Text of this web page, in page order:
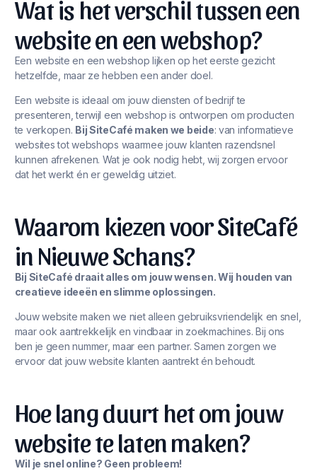
Wat is het verschil tussen een
website en een webshop?
Een website en een webshop lijken op het eerste gezicht
hetzelfde, maar ze hebben een ander doel.
Een website is ideaal om jouw diensten of bedrijf te
presenteren, terwijl een webshop is ontworpen om producten
te verkopen. Bij SiteCafé maken we beide: van informatieve
websites tot webshops waarmee jouw klanten razendsnel
kunnen afrekenen. Wat je ook nodig hebt, wij zorgen ervoor
dat het werkt én er geweldig uitziet.
Waarom kiezen voor SiteCafé
in Nieuwe Schans?
Bij SiteCafé draait alles om jouw wensen. Wij houden van
creatieve ideeën en slimme oplossingen.
Jouw website maken we niet alleen gebruiksvriendelijk en snel,
maar ook aantrekkelijk en vindbaar in zoekmachines. Bij ons
ben je geen nummer, maar een partner. Samen zorgen we
ervoor dat jouw website klanten aantrekt én behoudt.
Hoe lang duurt het om jouw
website te laten maken?
Wil je snel online? Geen probleem!